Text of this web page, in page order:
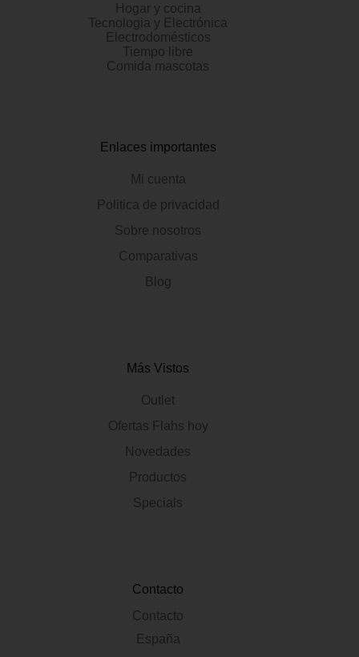
Hogar y cocina
Tecnologia y Electrónica
Electrodomésticos
Tiempo libre
Comida mascotas
Enlaces importantes
Mi cuenta
Politica de privacidad
Sobre nosotros
Comparativas
Blog
Más Vistos
Outlet
Ofertas Flahs hoy
Novedades
Productos
Specials
Contacto
Contacto
España